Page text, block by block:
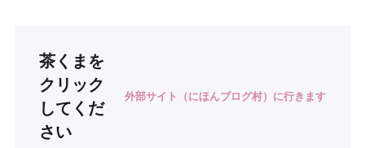
茶くまを
クリック
してくだ
さい
外部サイト（にほんブログ村）に行きます